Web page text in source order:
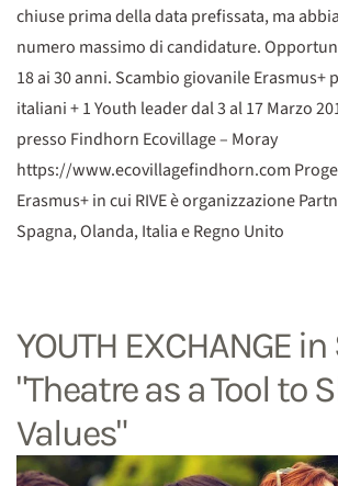
chiuse prima della data prefissata, ma
numero massimo di candidature.
18 ai 30 anni. Scambio giovanile Erasmus+
italiani + 1 Youth leader dal 3 al 17 Marzo
presso Findhorn Ecovillage – Moray
https://www.ecovillagefindhorn.com
Erasmus+ in cui RIVE è organizzazione
Spagna, Olanda, Italia e Regno Unito
YOUTH EXCHANGE
"Theatre as a Tool to
Values"